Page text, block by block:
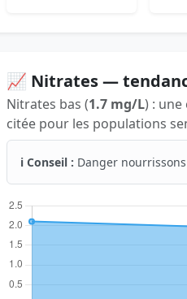
📈 Nitrates —
Nitrates bas (1.7 mg/L) :
citée pour les populations
ℹ️ Conseil : Danger